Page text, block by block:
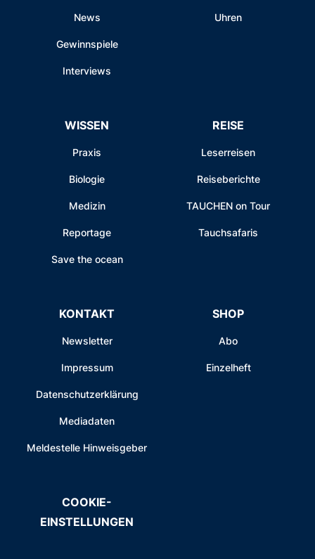
News
Gewinnspiele
Interviews
Uhren
WISSEN
Praxis
Biologie
Medizin
Reportage
Save the ocean
REISE
Leserreisen
Reiseberichte
TAUCHEN on Tour
Tauchsafaris
KONTAKT
Newsletter
Impressum
Datenschutzerklärung
Mediadaten
Meldestelle Hinweisgeber
SHOP
Abo
Einzelheft
COOKIE-
EINSTELLUNGEN